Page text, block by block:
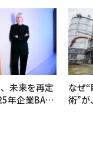
未来を再定
年企業BAT
なぜ
術”が